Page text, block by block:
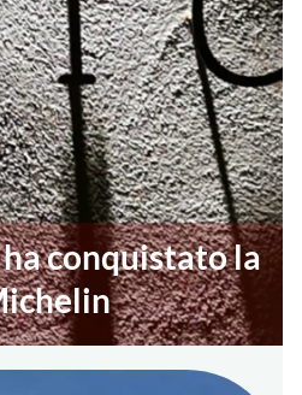
conquistato la